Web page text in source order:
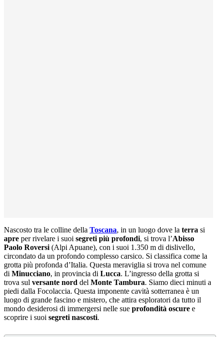
Nascosto tra le colline della Toscana, in un luogo dove la terra si
apre per rivelare i suoi segreti più profondi, si trova l’Abisso
Paolo Roversi(Alpi Apuane), con i suoi 1.350 m di dislivello,
circondato da un profondo complesso carsico. Si classifica come la
grotta più profonda d’Italia. Questa meraviglia si trova nel comune
di Minucciano, in provincia di Lucca. L’ingresso della grotta si
trova sul versante nord del Monte Tambura. Siamo dieci minuti a
piedi dalla Focolaccia. Questa imponente cavità sotterranea è un
luogo di grande fascino e mistero, che attira esploratori da tutto il
mondo desiderosi di immergersi nelle sue profondità oscure e
scoprire i suoi segreti nascosti.